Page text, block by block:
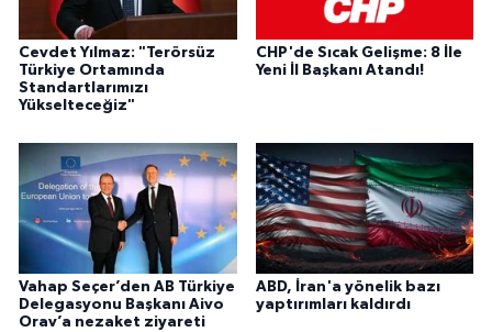
Cevdet Yılmaz: "Terörsüz
Türkiye Ortamında
Standartlarımızı
Yükselteceğiz"
CHP'de Sıcak Gelişme: 8 İle
Yeni İl Başkanı Atandı!
Vahap Seçer’den AB Türkiye
Delegasyonu Başkanı Aivo
Orav’a nezaket ziyareti
ABD, İran'a yönelik bazı
yaptırımları kaldırdı